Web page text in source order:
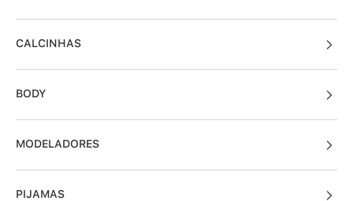
CALCINHAS
BODY
MODELADORES
PIJAMAS